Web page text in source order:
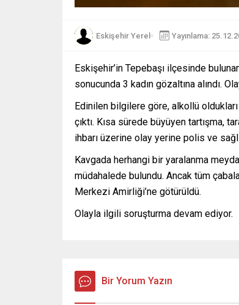
Eskişehir Yerel Yayınlama:
Eskişehir’in Tepebaşı ilçesinde
sonucunda 3 kadın gözaltına alındı.
Edinilen bilgilere göre, alkollü
çıktı. Kısa sürede büyüyen tartışma,
ihbarı üzerine olay yerine polis ve
Kavgada herhangi bir yaralanma
müdahalede bulundu. Ancak tüm
Merkezi Amirliği’ne götürüldü.
Olayla ilgili soruşturma devam ediyor.
Bir Yorum Yazın